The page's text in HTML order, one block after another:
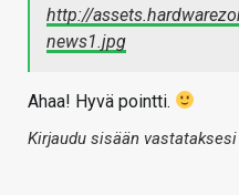
http://
news1.jpg
Ahaa! Hyvä pointti.
Kirjaudu sisään vastataksesi